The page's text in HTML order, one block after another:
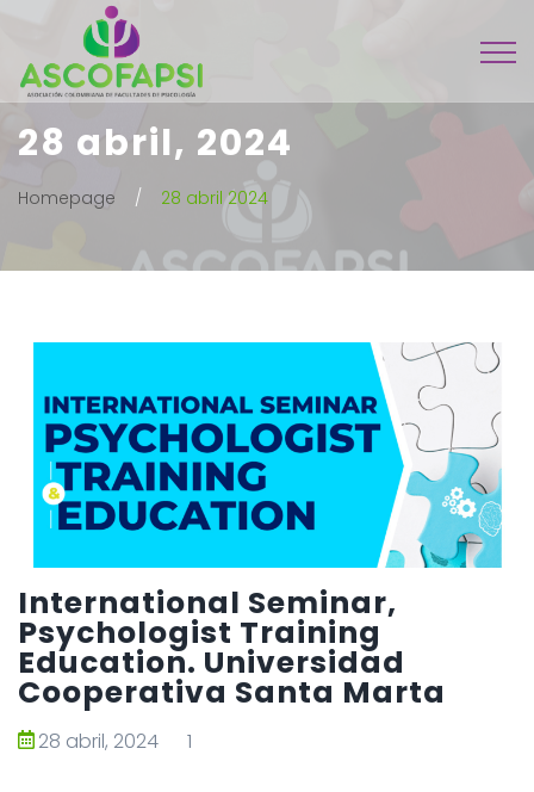
28 abril, 2024
Homepage 28 abril 2024
International Seminar,
Psychologist Training
Education. Universidad
Cooperativa Santa Marta
28 abril, 2024 1